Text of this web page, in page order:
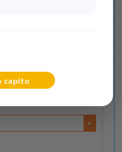
Recensione
passeggeri
capito